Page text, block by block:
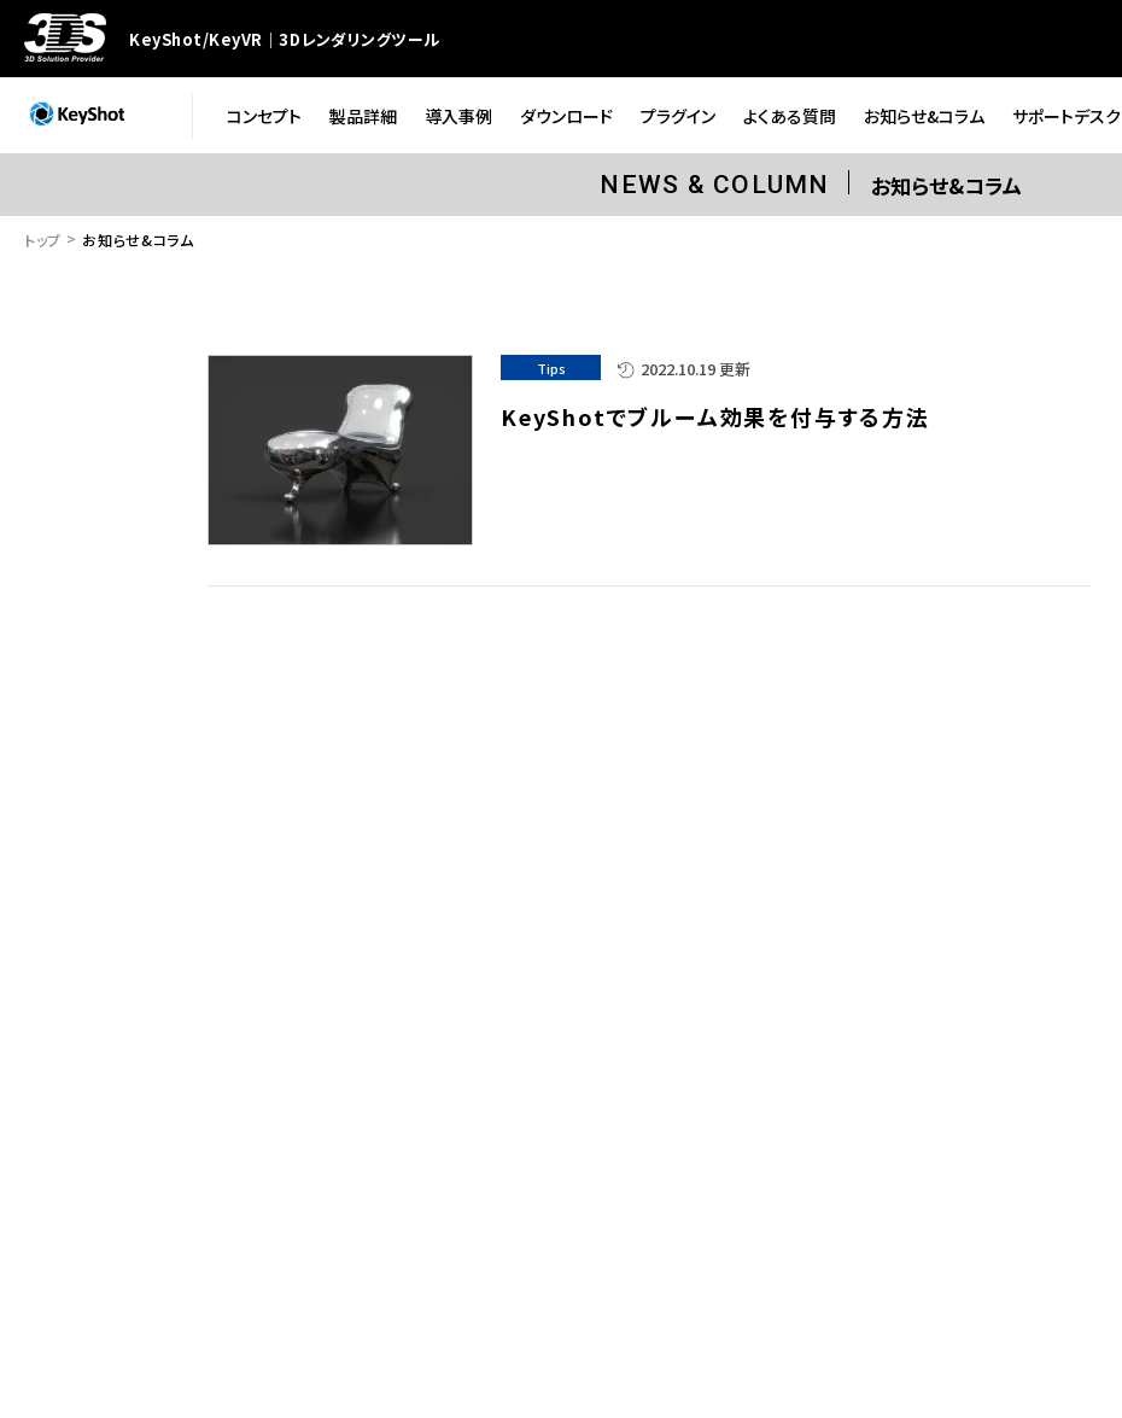
KeyShot/KeyVR｜3Dレンダリングツール
コンセプト 製品詳細 導入事例 ダウンロード プラグイン よくある質問 お知らせ&コラム サポートデスク
NEWS & COLUMN お知らせ&コラム
トップ お知らせ&コラム
Tips 2022.10.19 更新
KeyShotでブルーム効果を付与する方法